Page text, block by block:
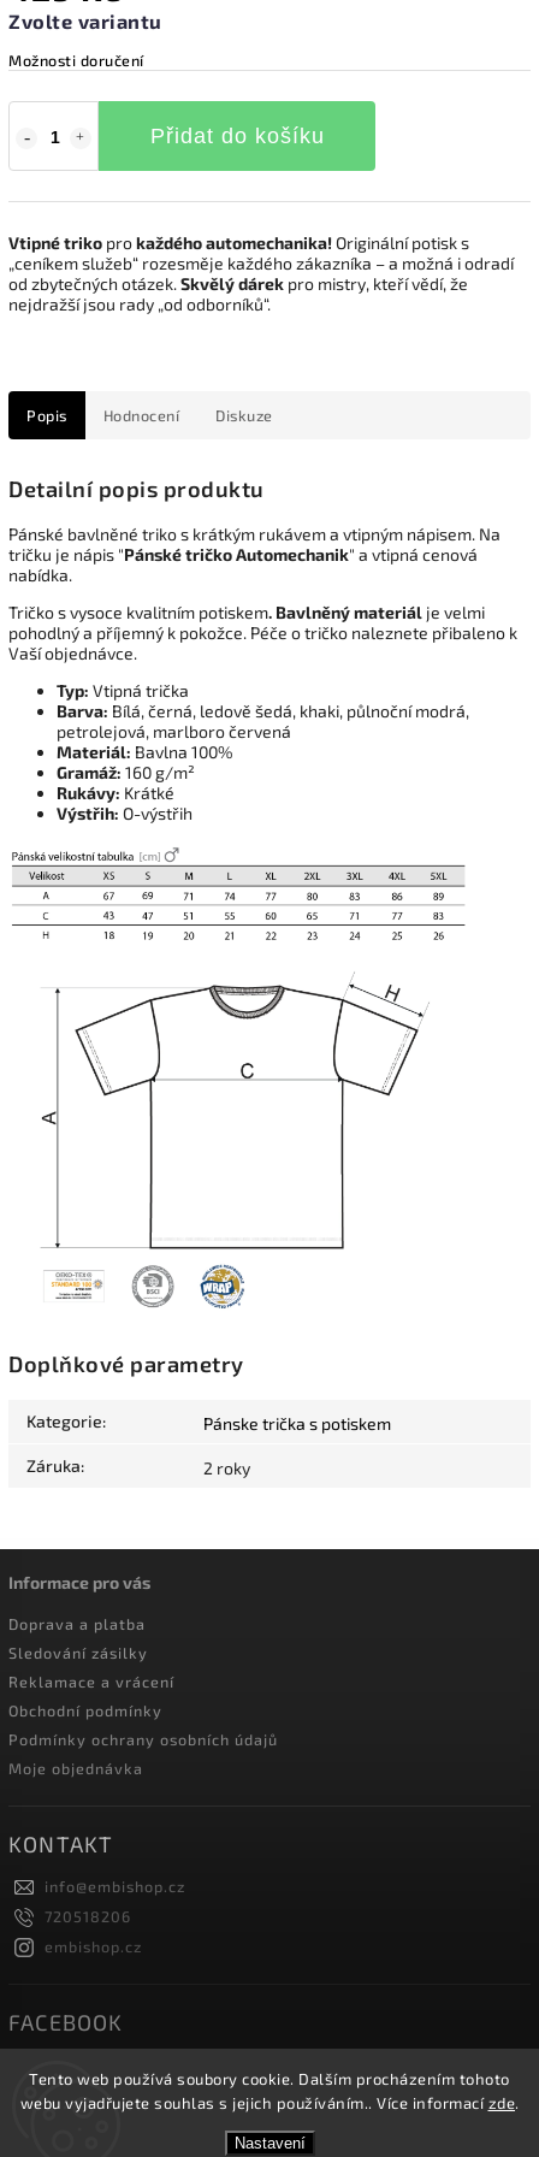
Tento web používá soubory cookie. Dalším procházením tohoto
webu vyjadřujete souhlas s jejich používáním.. Více informacízde.
Nastavení
Zvolte variantu
Možnosti doručení
Přidat do košíku
Vtipné triko prokaždého automechanika!Originální potisk s
„ceníkem služeb“ rozesměje každého zákazníka – a možná i odradí
od zbytečných otázek.Skvělý dárek pro mistry, kteří vědí, že
nejdražší jsou rady „od odborníků“.
Popis Hodnocení Diskuze
Detailní popis produktu
Pánské bavlněné triko s krátkým rukávem a vtipným nápisem. Na
tričku je nápis "Pánské tričko Automechanik" a vtipná cenová
nabídka.
Tričko s vysoce kvalitním potiskem. Bavlněný materiál je velmi
pohodlný a příjemný k pokožce. Péče o tričko naleznete přibaleno k
Vaší objednávce.
Typ: Vtipná trička
Barva: Bílá, černá, ledově šedá, khaki, půlnoční modrá,
petrolejová, marlboro červená
Materiál: Bavlna 100%
Gramáž: 160 g/m²
Rukávy: Krátké
Výstřih: O-výstřih
Doplňkové parametry
Kategorie: Pánske trička s potiskem
Záruka: 2 roky
Informace pro vás
Doprava a platba
Sledování zásilky
Reklamace a vrácení
Obchodní podmínky
Podmínky ochrany osobních údajů
Moje objednávka
KONTAKT
info@embishop.cz
720518206
embishop.cz
FACEBOOK
Embishop.cz. Všechna práva vyhrazena.